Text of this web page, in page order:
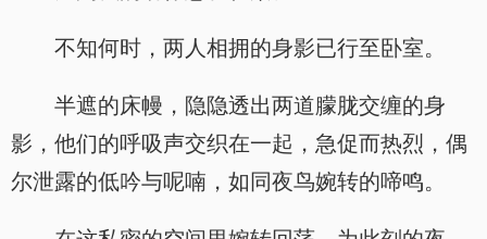
不知何时，两人相拥的身影已行至卧室。
半遮的床幔，隐隐透出两道朦胧交缠的身
影，他们的呼吸声交织在一起，急促而热烈，偶
尔泄露的低吟与呢喃，如同夜鸟婉转的啼鸣。